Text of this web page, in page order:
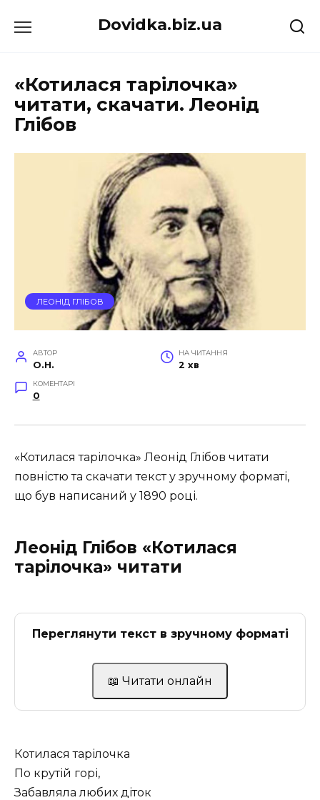
до
Dovidka.biz.ua
«Котилася тарілочка»
читати, скачати. Леонід
Глібов
ЛЕОНІД ГЛІБОВ
АВТОР
O.H.
НА ЧИТАННЯ
2 хв
КОМЕНТАРІ
0
«Котилася тарілочка» Леонід Глібов читати
повністю та скачати текст у зручному форматі,
що був написаний у 1890 році.
Леонід Глібов «Котилася
тарілочка» читати
Переглянути текст в зручному форматі
📖 Читати онлайн
Котилася тарілочка
По крутій горі,
Забавляла любих діток